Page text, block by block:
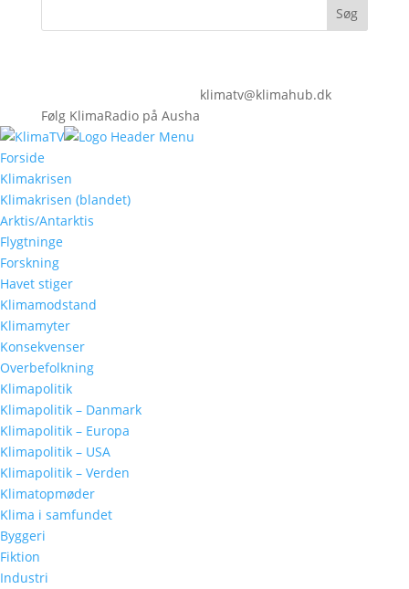
Følg KlimaRadio på Ausha
klimatv@klimahub.dk
Forside
Klimakrisen
Klimakrisen (blandet)
Arktis/Antarktis
Flygtninge
Forskning
Havet stiger
Klimamodstand
Klimamyter
Konsekvenser
Overbefolkning
Klimapolitik
Klimapolitik – Danmark
Klimapolitik – Europa
Klimapolitik – USA
Klimapolitik – Verden
Klimatopmøder
Klima i samfundet
Byggeri
Fiktion
Industri